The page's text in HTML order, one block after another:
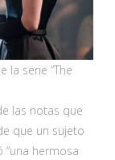
la serie “The
las notas que
que un sujeto
hermosa